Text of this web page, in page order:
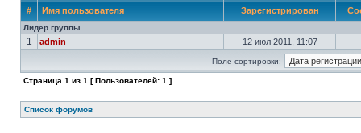
# Имя пользователя Зарегистрирован
Лидер группы
1 admin 12 июл 2011, 11:07
Поле сортировки:
Страница 1 из 1 [ Пользователей: 1 ]
Список форумов